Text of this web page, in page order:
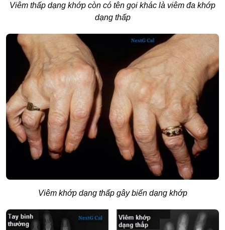
Viêm thấp dạng khớp còn có tên gọi khác là viêm đa khớp
dạng thấp
Viêm khớp dạng thấp gây biến dạng khớp